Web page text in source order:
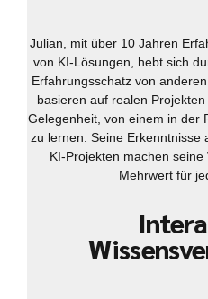
Julian, mit über 10 Jahren
von KI-Lösungen, hebt sich
Erfahrungsschatz von
basieren auf realen
Gelegenheit, von einem in der
zu lernen. Seine Erkenntnisse
KI-Projekten machen
Mehrwert für